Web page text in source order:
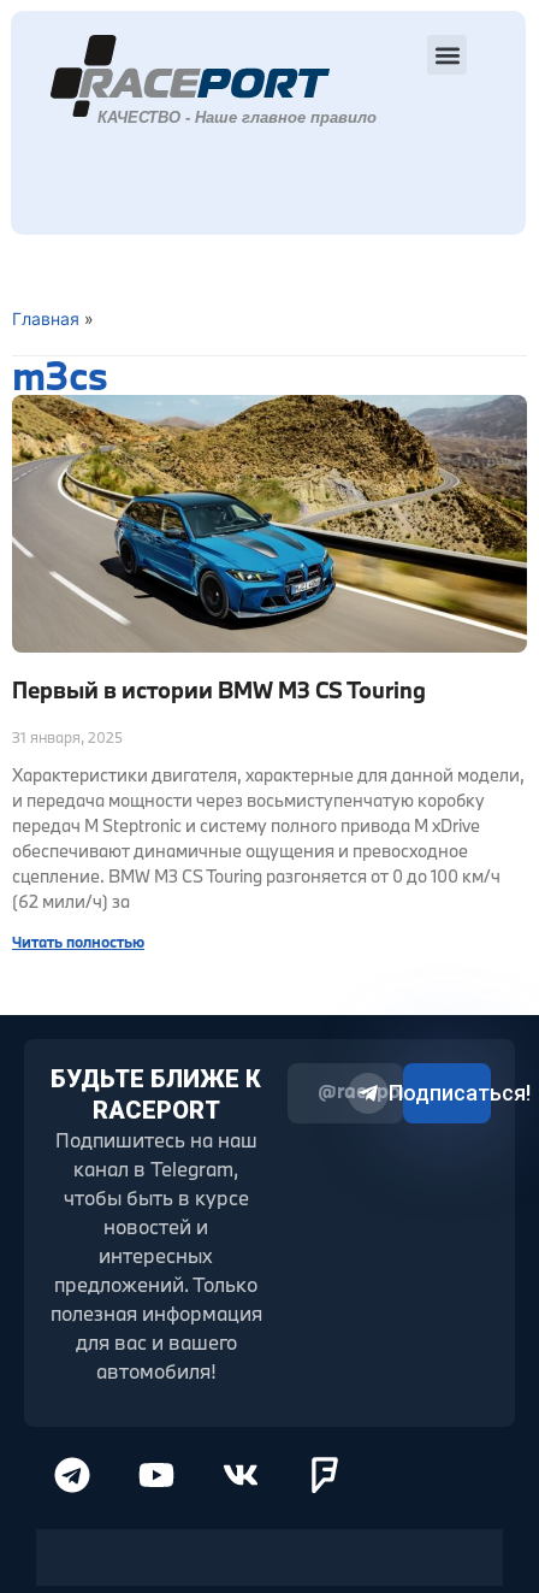
Главная »
m3cs
Первый в истории BMW M3 CS Touring
31 января, 2025
Характеристики двигателя, характерные для данной модели,
и передача мощности через восьмиступенчатую коробку
передач M Steptronic и систему полного привода M xDrive
обеспечивают динамичные ощущения и превосходное
сцепление. BMW M3 CS Touring разгоняется от 0 до 100 км/ч
(62 мили/ч) за
Читать полностью
БУДЬТЕ БЛИЖЕ К
RACEPORT
Подпишитесь на наш
канал в Telegram,
чтобы быть в курсе
новостей и
интересных
предложений. Только
полезная информация
для вас и вашего
автомобиля!
@raceport2022
Подписаться!